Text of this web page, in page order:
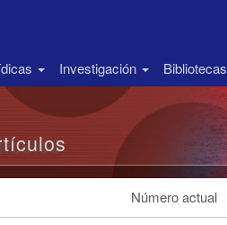
Investigación Bibliotecas
Número actual